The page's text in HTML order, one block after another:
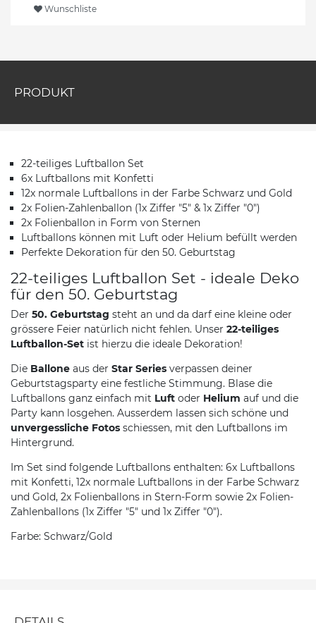
Wunschliste
PRODUKT
22-teiliges Luftballon Set
6x Luftballons mit Konfetti
12x normale Luftballons in der Farbe Schwarz und Gold
2x Folien-Zahlenballon (1x Ziffer "5" & 1x Ziffer "0")
2x Folienballon in Form von Sternen
Luftballons können mit Luft oder Helium befüllt werden
Perfekte Dekoration für den 50. Geburtstag
22-teiliges Luftballon Set - ideale Deko
für den 50. Geburtstag
Der 50. Geburtstag steht an und da darf eine kleine oder
grössere Feier natürlich nicht fehlen. Unser 22-teiliges
Luftballon-Set ist hierzu die ideale Dekoration!
Die Ballone aus der Star Series verpassen deiner
Geburtstagsparty eine festliche Stimmung. Blase die
Luftballons ganz einfach mit Luft oder Helium auf und die
Party kann losgehen. Ausserdem lassen sich schöne und
unvergessliche Fotos schiessen, mit den Luftballons im
Hintergrund.
Im Set sind folgende Luftballons enthalten: 6x Luftballons
mit Konfetti, 12x normale Luftballons in der Farbe Schwarz
und Gold, 2x Folienballons in Stern-Form sowie 2x Folien-
Zahlenballons (1x Ziffer "5" und 1x Ziffer "0").
Farbe: Schwarz/Gold